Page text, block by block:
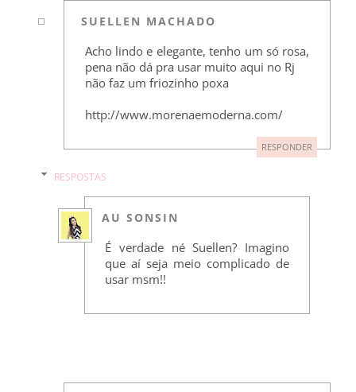
SUELLEN MACHADO
Acho lindo e elegante, tenho um só rosa,
pena não dá pra usar muito aqui no Rj
não faz um friozinho poxa
http://www.morenaemoderna.com/
RESPONDER
RESPOSTAS
AU SONSIN
É verdade né Suellen? Imagino
que aí seja meio complicado de
usar msm!!